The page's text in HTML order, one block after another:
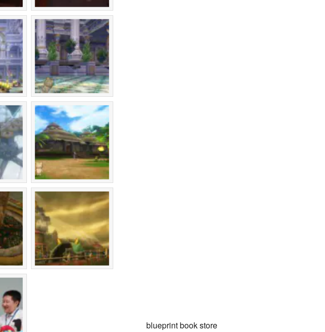
blueprint book store